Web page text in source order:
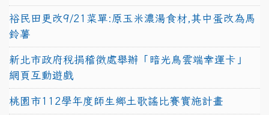
裕民田更改9/21菜單:原玉米濃湯食材,其中蛋改為馬
鈴薯
新北市政府稅捐稽徵處舉辦「暗光鳥雲端幸運卡」
網頁互動遊戲
桃園市112學年度師生鄉土歌謠比賽實施計畫